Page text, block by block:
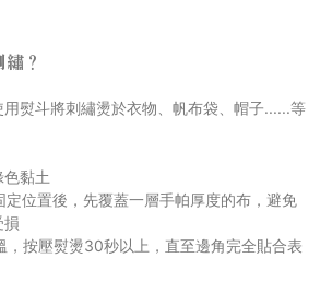
？
熨斗將刺繡燙於衣物、帆布袋、帽子......等
色黏土
定位置後，先覆蓋一層手帕厚度的布，避免
損
，按壓熨燙30秒以上，直至邊角完全貼合表